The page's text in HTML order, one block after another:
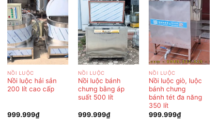
NỒI LUỘC
Nồi luộc hải sản
200 lít cao cấp
999.999₫
NỒI LUỘC
Nồi luộc bánh
chưng bằng áp
suất 500 lít
999.999₫
NỒI LUỘC
Nồi luộc giò, luộc
bánh chưng
bánh tét đa năng
350 lít
999.999₫